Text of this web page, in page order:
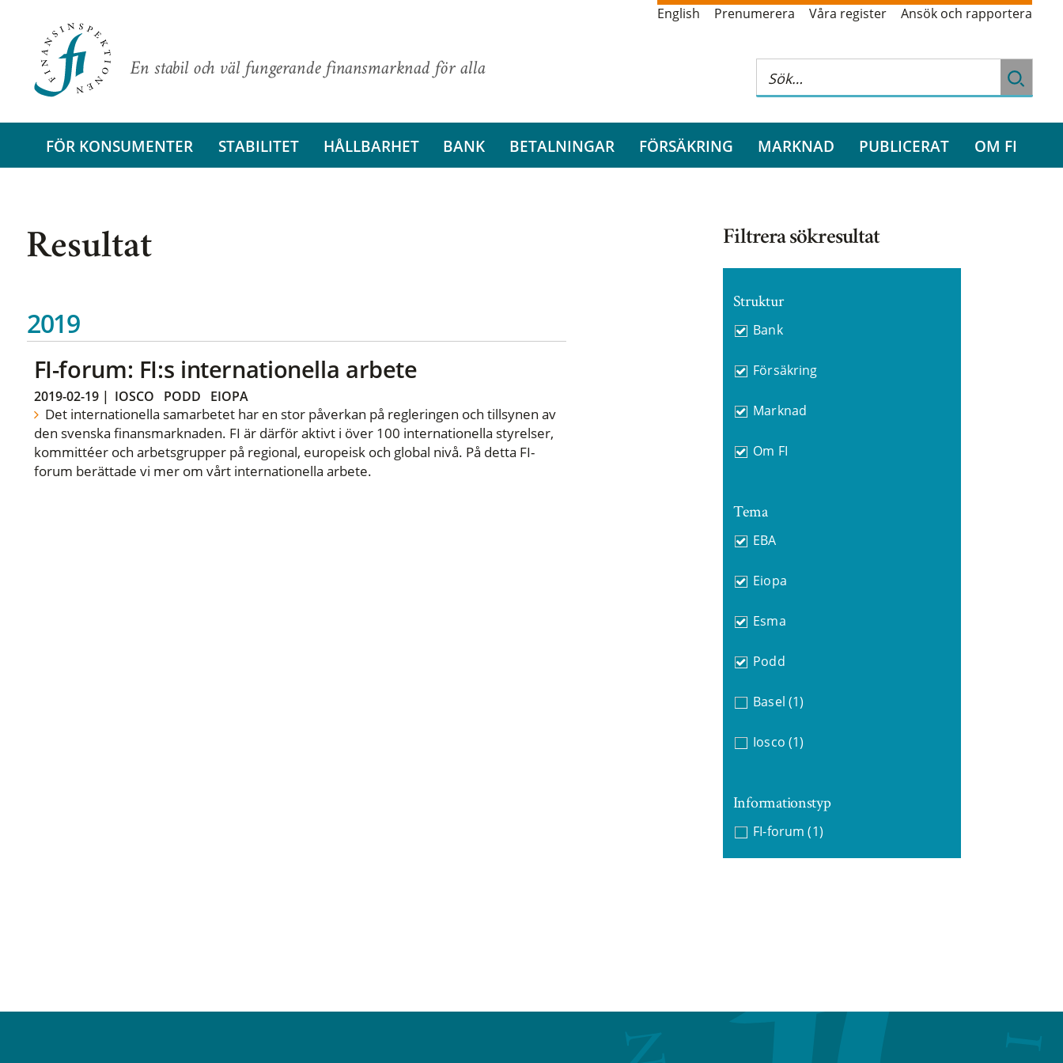
En stabil och väl fungerande finansmarknad för alla
English Prenumerera Våra register Ansök och rapportera
FÖR KONSUMENTER STABILITET HÅLLBARHET BANK BETALNINGAR FÖRSÄKRING MARKNAD PUBLICERAT OM FI
Resultat
2019
FI-forum: FI:s internationella arbete
2019-02-19| IOSCO PODD EIOPA
Det internationella samarbetet har en stor påverkan på regleringen och tillsynen av
den svenska finansmarknaden. FI är därför aktivt i över 100 internationella styrelser,
kommittéer och arbetsgrupper på regional, europeisk och global nivå. På detta FI-
forum berättade vi mer om vårt internationella arbete.
Filtrera sökresultat
Struktur
Bank
Försäkring
Marknad
Om FI
Tema
EBA
Eiopa
Esma
Podd
Basel (1)
Iosco (1)
Informationstyp
FI-forum (1)